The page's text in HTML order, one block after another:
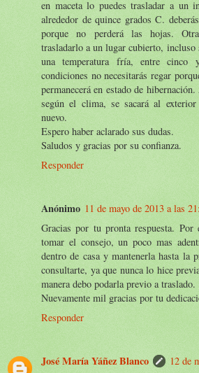
en maceta lo puedes trasladar a un
alrededor de quince grados C.
porque no perderá las hojas.
trasladarlo a un lugar cubierto, incluso
una temperatura fría, entre
condiciones no necesitarás regar
permanecerá en estado de
según el clima, se sacará al
nuevo.
Espero haber aclarado sus dudas.
Saludos y gracias por su confianza.
Responder
Anónimo 11 de mayo de 2013 a las
Gracias por tu pronta respuesta.
tomar el consejo, un poco mas
dentro de casa y mantenerla hasta la
consultarte, ya que nunca lo hice
manera debo podarla previo a traslado.
Nuevamente mil gracias por tu
Responder
José María Yáñez Blanco
12 de